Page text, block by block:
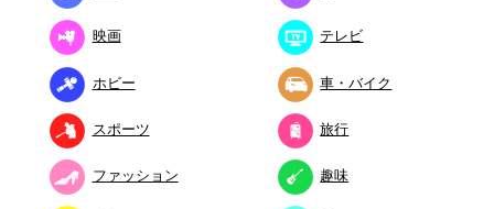
映画 テレビ
ホビー 車・バイク
スポーツ 旅行
ファッション 趣味